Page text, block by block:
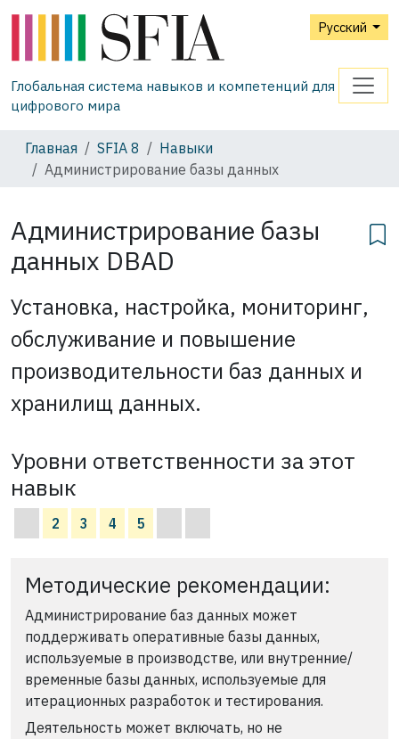
Русский
Глобальная система навыков и компетенций для
цифрового мира
Главная SFIA 8
Навыки
Администрирование базы данных
Администрирование базы
данных DBAD
Установка, настройка, мониторинг,
обслуживание и повышение
производительности баз данных и
хранилищ данных.
Уровни ответственности за этот
навык
2 3 4 5
Методические рекомендации:
Администрирование баз данных может
поддерживать оперативные базы данных,
используемые в производстве, или внутренние/
временные базы данных, используемые для
итерационных разработок и тестирования.
Деятельность может включать, но не